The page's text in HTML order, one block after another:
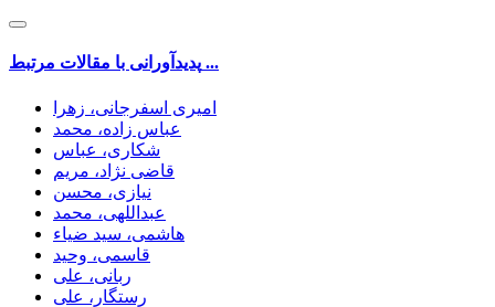
پدیدآورانی با مقالات مرتبط ...
امیری اسفرجانی، زهرا
عباس زاده، محمد
شکاری، عباس
قاضی نژاد، مریم
نیازی، محسن
عبداللهی، محمد
هاشمی، سید ضیاء
قاسمی، وحید
ربانی، علی
رستگار، علی